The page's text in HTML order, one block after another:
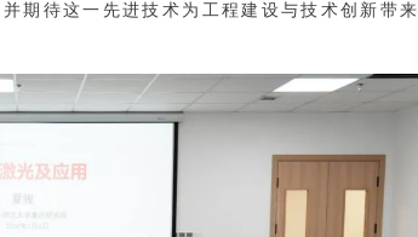
期待这一先进技术为工程建设与技术创新带来